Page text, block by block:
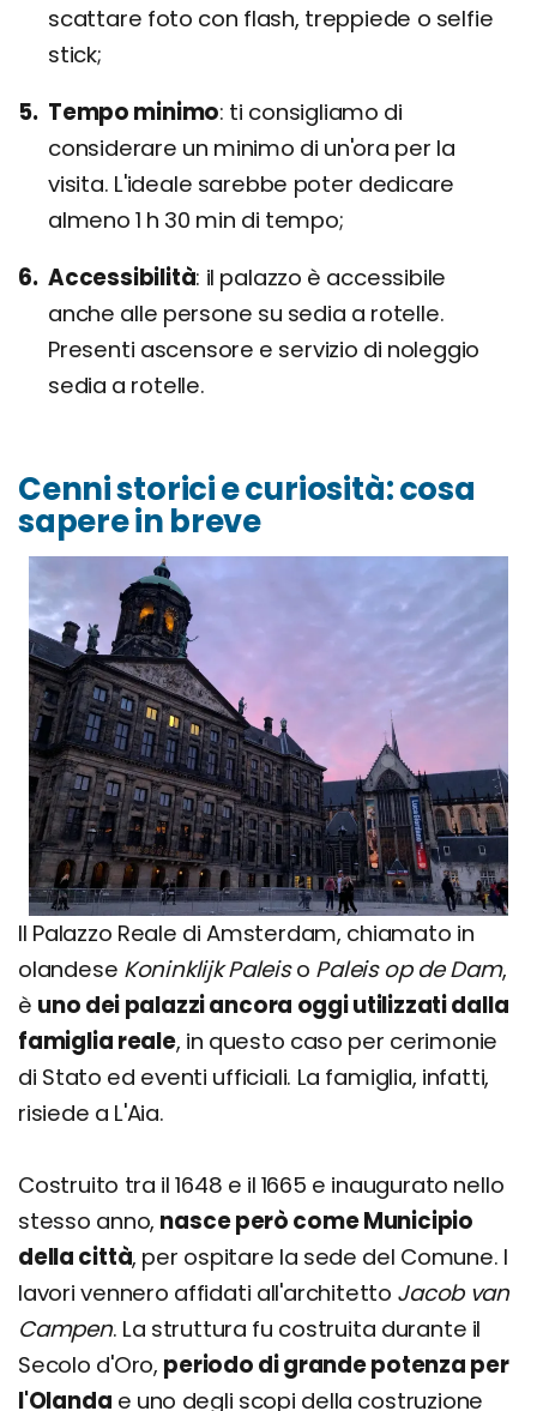
scattare foto con flash, treppiede o selfie
stick;
Tempo minimo ti consigliamo di
considerare un minimo di un'ora per la
visita. L'ideale sarebbe poter dedicare
almeno 1 h 30 min di tempo;
Accessibilità il palazzo è accessibile
anche alle persone su sedia a rotelle.
Presenti ascensore e servizio di noleggio
sedia a rotelle.
Cenni storici e curiosità: cosa
sapere in breve
Il Palazzo Reale di Amsterdam, chiamato in
olandese Koninklijk Paleiso Paleis op de Dam,
è uno dei palazzi ancora oggi utilizzati dalla
famiglia reale, in questo caso per cerimonie
di Stato ed eventi ufficiali. La famiglia, infatti,
risiede a L'Aia.
Costruito tra il 1648 e il 1665 e inaugurato nello
stesso anno, nasce però come Municipio
della città, per ospitare la sede del Comune. I
lavori vennero affidati all'architetto Jacob van
Campen. La struttura fu costruita durante il
Secolo d'Oro, periodo di grande potenza per
l'Olanda e uno degli scopi della costruzione